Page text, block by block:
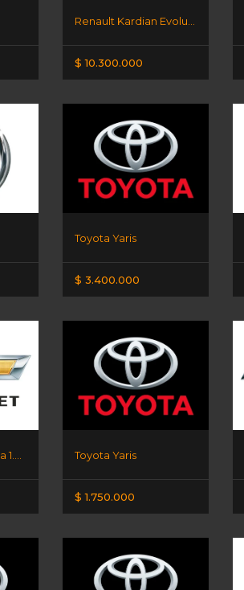
$ 10.300.000
Toyota Yaris
$ 3.400.000
Toyota Yaris
$ 1.750.000